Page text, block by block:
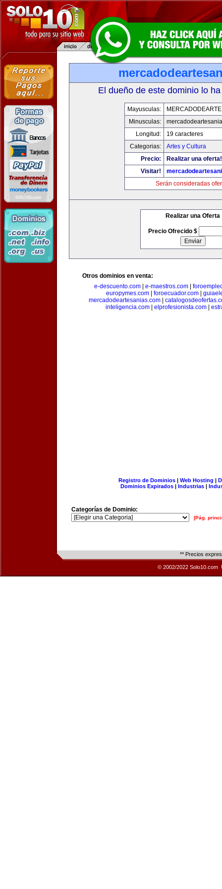
El dueño de este dominio lo
Mayusculas:
Minusculas:
Longitud:
19 caracteres
Categorias:
Artes y Cultura
Precio:
Realizar una oferta!
Visitar!
Serán consideradas
Realizar una Oferta
Precio Ofrecido $
Otros dominios en venta:
e-descuento.com| e-maestros.com|
europymes.com| foroecuador.com|
mercadodeartesanias.com
inteligencia.com| elprofesionista.com|
Registro de Dominios| Web Hosting |
Dominios Expirados | Industrias |
Categorías de Dominio:
[Pág.
** Precios
© 2002/2022 Solo10.com